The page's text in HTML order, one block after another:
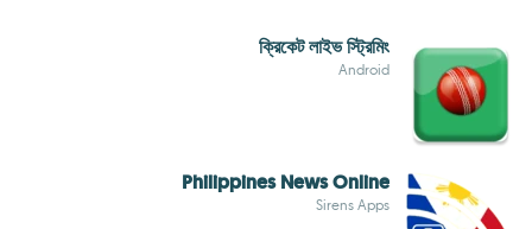
ক্রিকেট লাইভ স্ট্রিমিং
Android
Philippines News Online
Sirens Apps